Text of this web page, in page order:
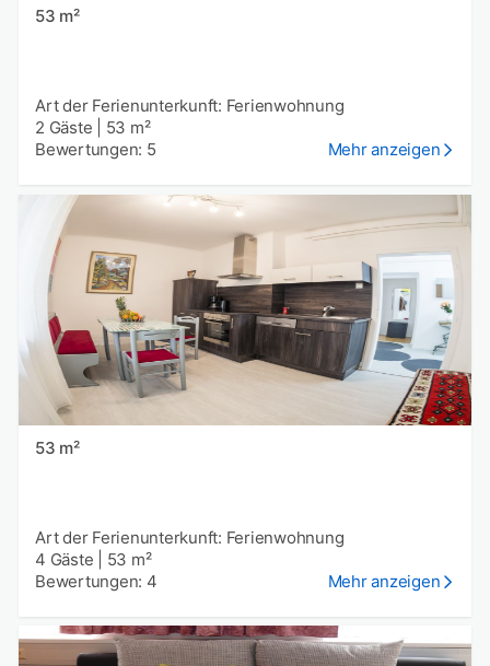
53 m²
Art der Ferienunterkunft: Ferienwohnung
2 Gäste
53 m²
Bewertungen: 5
Mehr anzeigen
53 m²
Art der Ferienunterkunft: Ferienwohnung
4 Gäste
53 m²
Bewertungen: 4
Mehr anzeigen